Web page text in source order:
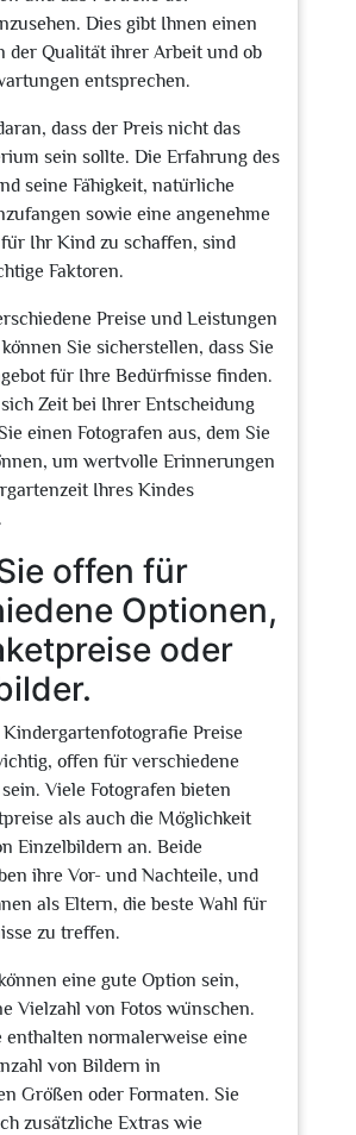
Dies gibt Ihnen einen
der Qualität ihrer Arbeit und ob
entsprechen.
dass der Preis nicht das
sein sollte. Die Erfahrung des
seine Fähigkeit, natürliche
sowie eine angenehme
Ihr Kind zu schaffen, sind
Faktoren.
Preise und Leistungen
Sie sicherstellen, dass Sie
für Ihre Bedürfnisse finden.
Zeit bei Ihrer Entscheidung
einen Fotografen aus, dem Sie
um wertvolle Erinnerungen
Ihres Kindes
offen für
Optionen,
oder
Preise
offen für verschiedene
Viele Fotografen bieten
als auch die Möglichkeit
Einzelbildern an. Beide
ihre Vor- und Nachteile, und
als Eltern, die beste Wahl für
zu treffen.
eine gute Option sein,
Vielzahl von Fotos wünschen.
enthalten normalerweise eine
von Bildern in
Größen oder Formaten. Sie
zusätzliche Extras wie